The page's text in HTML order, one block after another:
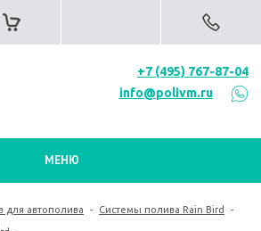
+7 (495) 767-87-04
info@polivm.ru
МЕНЮ
для автополива - Системы полива Rain Bird -